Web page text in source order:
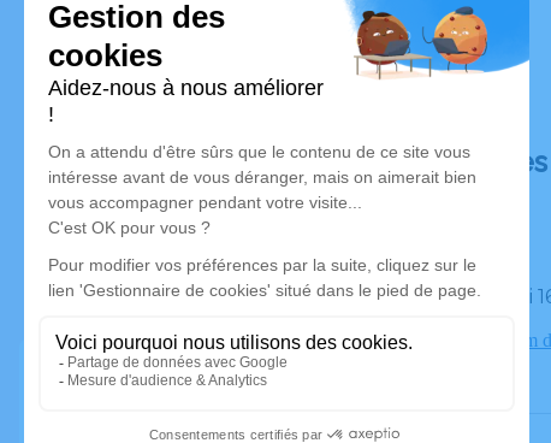
Déroulé
Le samedi